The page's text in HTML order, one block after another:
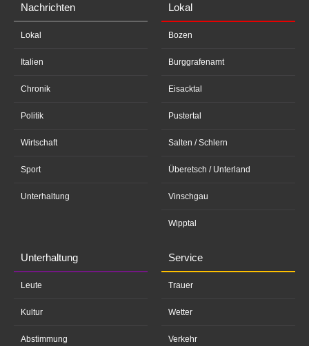
Nachrichten
Lokal
Italien
Chronik
Politik
Wirtschaft
Sport
Unterhaltung
Lokal
Bozen
Burggrafenamt
Eisacktal
Pustertal
Salten / Schlern
Überetsch / Unterland
Vinschgau
Wipptal
Unterhaltung
Leute
Kultur
Abstimmung
Service
Trauer
Wetter
Verkehr